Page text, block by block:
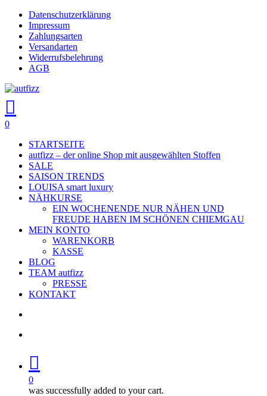
Skip
main
content
Datenschutzerklärung
Impressum
Zahlungsarten
Versandarten
Widerrufsbelehrung
AGB
search
account
0
STARTSEITE
autfizz – der online Shop mit ausgewählten Stoffen
SALE
SAISON TRENDS
LOUISA smart luxury
NÄHKURSE
EIN WOCHENENDE NUR NÄHEN UND
FREUDE HABEN IM SCHÖNEN CHIEMGAU
MEIN KONTO
WARENKORB
KASSE
BLOG
TEAM autfizz
PRESSE
KONTAKT
0
was successfully added to your cart.